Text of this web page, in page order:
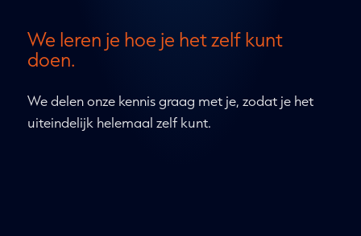
We leren je hoe je het zelf kunt
doen.
We delen onze kennis graag met je, zodat je het
uiteindelijk helemaal zelf kunt.